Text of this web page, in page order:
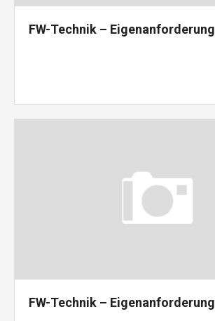
FW-Technik – Eigenanforderung
FW-Technik – Eigenanforderung